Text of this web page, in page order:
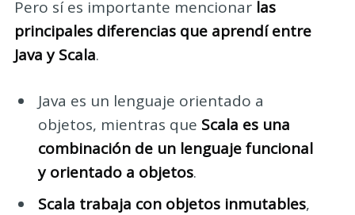
Pero sí es importante mencionar las
principales diferencias que aprendí entre
Java y Scala.
Java es un lenguaje orientado a
objetos, mientras que Scala es una
combinación de un lenguaje funcional
y orientado a objetos.
Scala trabaja con objetos inmutables,